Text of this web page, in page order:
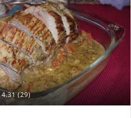
4.31 (29)